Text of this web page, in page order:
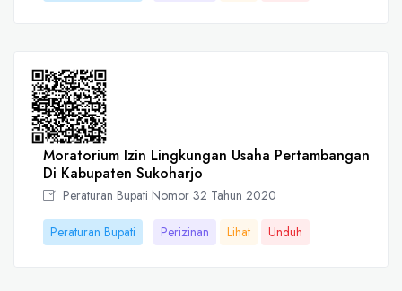
Moratorium Izin Lingkungan Usaha Pertambangan
Di Kabupaten Sukoharjo
Peraturan Bupati Nomor 32 Tahun 2020
Peraturan Bupati Perizinan Lihat Unduh